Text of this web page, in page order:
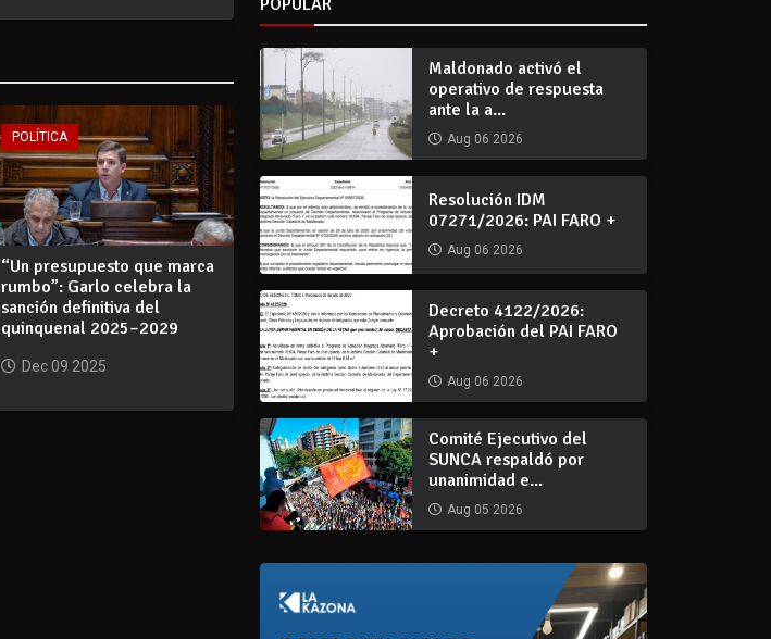
POLÍTICA
“Un presupuesto que marca
rumbo”: Garlo celebra la
sanción definitiva del
quinquenal 2025–2029
Dec 09 2025
Maldonado activó el
operativo de respuesta
ante la a...
Aug 06 2026
Resolución IDM
07271/2026: PAI FARO +
Aug 06 2026
Decreto 4122/2026:
Aprobación del PAI FARO
+
Aug 06 2026
Comité Ejecutivo del
SUNCA respaldó por
unanimidad e...
Aug 05 2026